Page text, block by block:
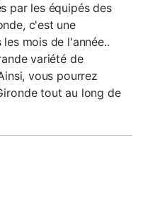
par les équipés des
c'est une
mois de l'année..
variété de
vous pourrez
tout au long de